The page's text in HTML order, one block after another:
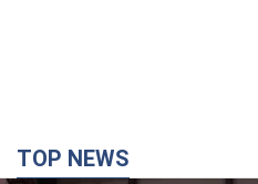
TOP NEWS